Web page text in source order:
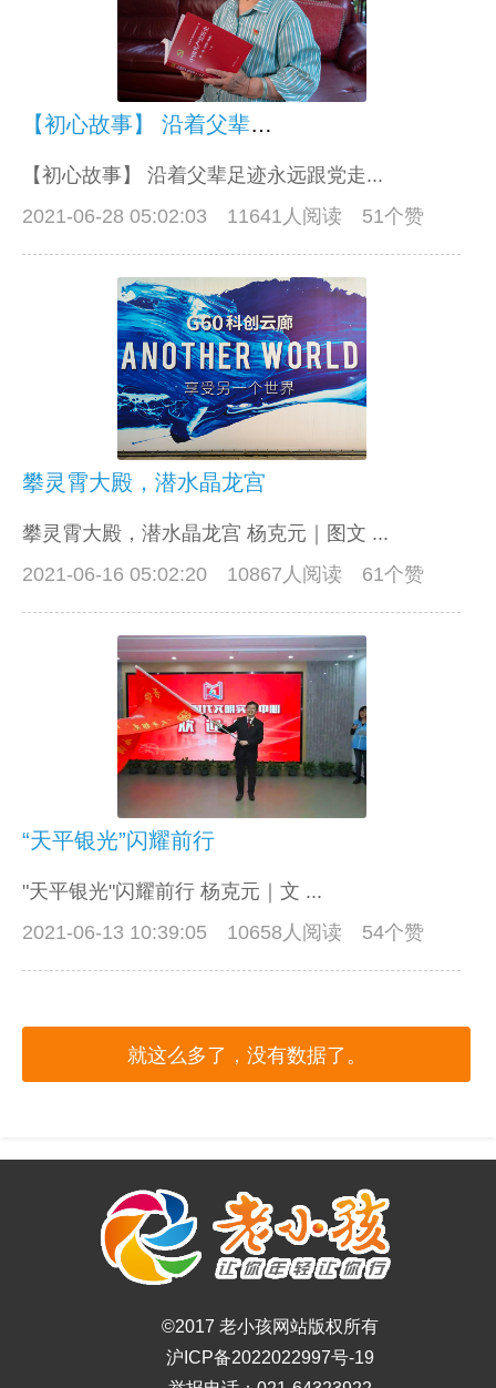
【初心故事】 沿着父辈足迹永远跟党走
【初心故事】 沿着父辈足迹永远跟党走...
2021-06-28 05:02:03
11641人阅读 51个赞
攀灵霄大殿，潜水晶龙宫
攀灵霄大殿，潜水晶龙宫 杨克元｜图文 ...
2021-06-16 05:02:20
10867人阅读 61个赞
“天平银光”闪耀前行
"天平银光"闪耀前行 杨克元｜文 ...
2021-06-13 10:39:05
10658人阅读 54个赞
就这么多了，没有数据了。
©2017 老小孩网站版权所有
沪ICP备2022022997号-19